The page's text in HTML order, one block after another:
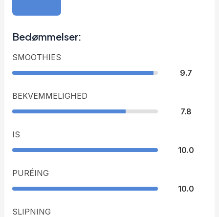
Bedømmelser:
SMOOTHIES
9.7
BEKVEMMELIGHED
7.8
IS
10.0
PURÉING
10.0
SLIPNING